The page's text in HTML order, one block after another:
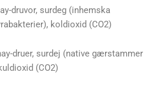
druvor, surdeg (inhemska
koldioxid (CO2)
druer, surdej (native gærstammer
(CO2)